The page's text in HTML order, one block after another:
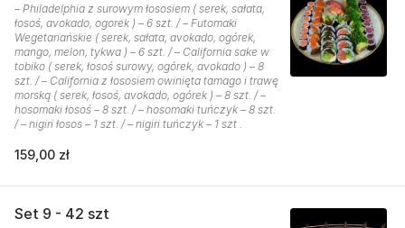
– Philadelphia z surowym łososiem ( serek, sałata,
łosoś, avokado, ogorek ) – 6 szt. / – Futomaki
Wegetariańskie ( serek, sałata, avokado, ogórek,
mango, melon, tykwa ) – 6 szt. / – California sake w
tobiko ( serek, łosoś surowy, ogórek, avokado ) – 8
szt. / – California z łososiem owinięta tamago i trawę
morską ( serek, łosoś, avokado, ogórek ) – 8 szt. / –
hosomaki łosoś – 8 szt. / – hosomaki tuńczyk – 8 szt.
/ – nigiri łosos – 1 szt. / – nigiri tuńczyk – 1 szt .
159,00 zł
Set 9 - 42 szt